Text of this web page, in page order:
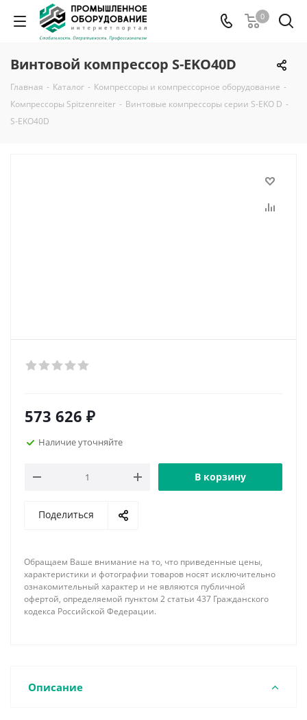
0
Винтовой компрессор S-EKO40D
Главная - Каталог - Компрессоры и компрессорное оборудование -
Компрессоры Spitzenreiter - Винтовые компрессоры серии S-EKO D -
S-EKO40D
573 626 ₽
Наличие уточняйте
В корзину
Поделиться
Обращаем Ваше внимание на то, что приведенные цены,
характеристики и фотографии товаров носят исключительно
ознакомительный характер и не являются публичной
офертой, определяемой пунктом 2 статьи 437 Гражданского
кодекса Российской Федерации.
Описание